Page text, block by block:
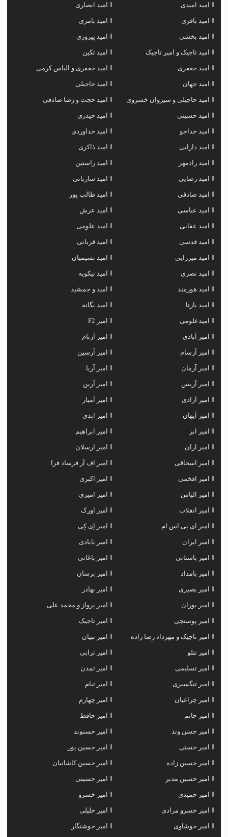
امید امیدی امید انصاری
امید باقری امید بامری
امید بخشی امید پیروزی
امید تاجیک و امیر تاجیک امید تکین
امید جعفری امید جعفری و الیاس کرمی
امید جهان امید حاجیلی
امید حاجیلی و سیروان خسروی امید حجت و رضا صادقی
امید حسینی امید حیدری
امید خداجو امید خداوردی
امید دارابی امید ذاکری
امید رادمهر امید راستین
امید رضایی امید ساربانی
امید صادقی امید طالب پور
امید عباسی امید عرش
امید عقابی امید علومی
امید قدسی امید قربانی
امید میرزایی امید نسیمیان
امید نصری امید نیکویه
امید هورمند امید و جمشید
امید یارتا امید یگانه
امیدعلومی امیر F2
امیر آبادی امیر آرتام
امیر آرسام امیر آرسین
امیر آرمان امیر آریا
امیر آریس امیر آرین
امیر آزادی امیر آمیار
امیر آیهان امیر ابدی
امیر ابر امیر ابراهیم
امیر اران امیر ارسلان
امیر اسحاقی امیر اف آر فرساد فرا
امیر افخمی امیر اکبری
امیر الیاس امیر امیری
امیر انقلاب امیر اورک
امیر ای پی اس ام امیر اِی کِی
امیر ایران امیر بابادی
امیر باستانی امیر باغانی
امیر بامداد امیر برسان
امیر بصیری امیر بهادر
امیر بوران امیر پرواز و محمد علی
امیر پوستچی امیر تاجیک
امیر تاجیک و مهرداد رضا زاده امیر تبیان
امیر تتلو امیر ترابی
امیر تسلیمی امیر تمدن
امیر تنگسیری امیر تیام
امیر چراغیان امیر چهارم
امیر حاتم امیر حافظ
امیر حسن وند امیر حسنوند
امیر حسنی امیر حسین پور
امیر حسین زاده امیر حسین کاشانیان
امیر حسین مدبر امیر حسینی
امیر حمیدی امیر خسرو
امیر خسرو مرادی امیر خلیلی
امیر خوشاوی امیر خوشنگار